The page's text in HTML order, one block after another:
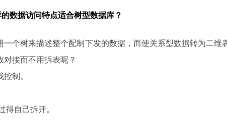
数据访问特点适合树型数据库？
个树来描述整个配制下发的数据，而使关系型数据转为二维
接而不用拆表呢？
制。
得自己拆开。